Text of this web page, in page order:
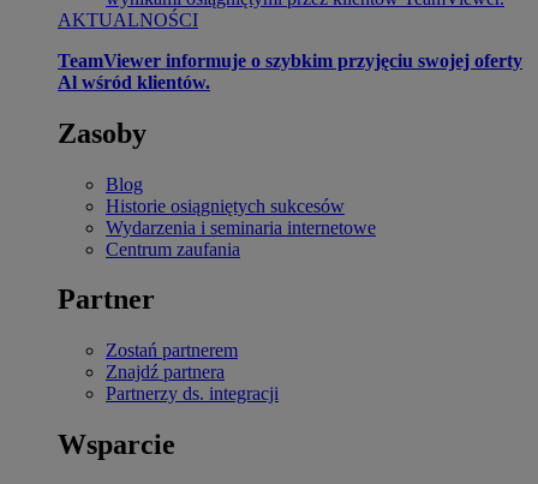
AKTUALNOŚCI
TeamViewer informuje o szybkim przyjęciu swojej oferty
Al wśród klientów.
Zasoby
Blog
Historie osiągniętych sukcesów
Wydarzenia i seminaria internetowe
Centrum zaufania
Partner
Zostań partnerem
Znajdź partnera
Partnerzy ds. integracji
Wsparcie